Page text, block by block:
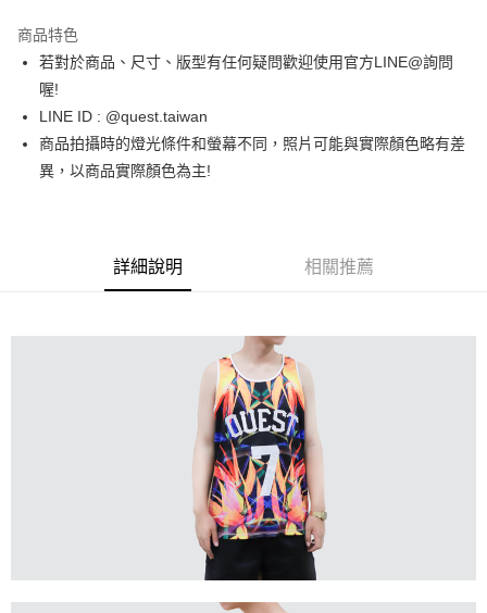
街口支付
ATM付款
運送方式
每筆NT$80，滿NT$1,000(含以上)免運費
商品特色
若對於商品、尺寸、版型有任何疑問歡迎使用官方LINE@詢問
喔!
LINE ID : @quest.taiwan
商品拍攝時的燈光條件和螢幕不同，照片可能與實際顏色略有差
異，以商品實際顏色為主!
詳細說明 相關推薦